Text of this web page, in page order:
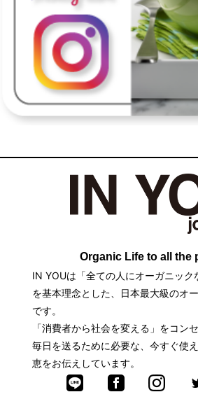
Organic Life to all the
IN YOUは「全ての人にオーガニック
を基本理念とした、日本最大級のオ
です。
「消費者から社会を変える」をコン
毎日を送るために必要な、今すぐ使
恵をお伝えしています。